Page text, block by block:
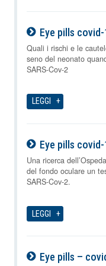
Eye pills covid-
09-08-2026
Quali i rischi e le
seno del neonato
SARS-Cov-2
LEGGI
Eye pills
09-08-2026
Una ricerca
del fondo oculare un
SARS-Cov-2.
LEGGI
Eye pills –